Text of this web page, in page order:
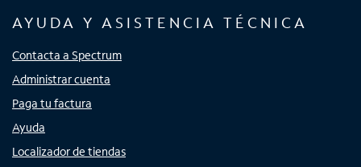
AYUDA Y ASISTENCIA TÉCNICA
Contacta a Spectrum
Administrar cuenta
Paga tu factura
Ayuda
Localizador de tiendas